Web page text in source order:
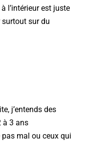
l’intérieur est juste
sur du
j’entends des
à 3 ans
pas mal ou ceux qui